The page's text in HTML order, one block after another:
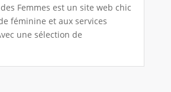
Femmes est un site web chic
féminine et aux services
une sélection de